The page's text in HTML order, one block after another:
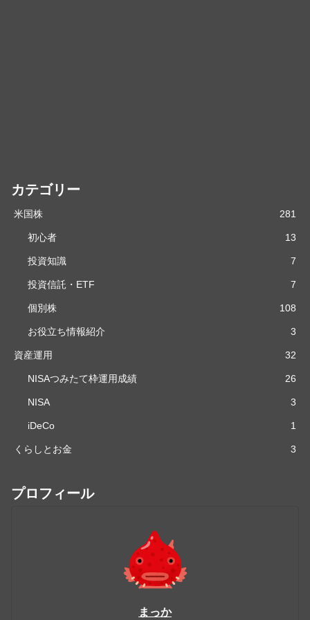
カテゴリー
米国株 281
初心者 13
投資知識 7
投資信託・ETF 7
個別株 108
お役立ち情報紹介 3
資産運用 32
NISAつみたて枠運用成績 26
NISA 3
iDeCo 1
くらしとお金 3
プロフィール
まっか